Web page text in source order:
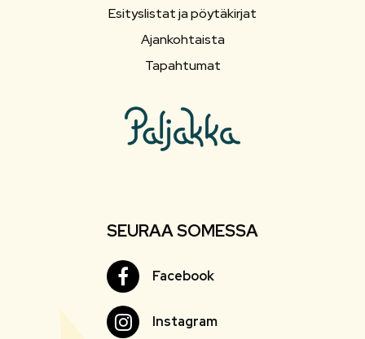
Esityslistat ja pöytäkirjat
Ajankohtaista
Tapahtumat
SEURAA SOMESSA
FacebookFacebook
InstagramInstagram